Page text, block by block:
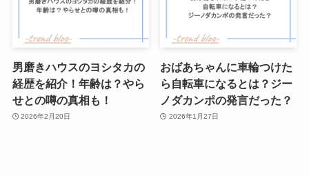
男磨きハウスのヨシタカの
経歴を紹介！年齢は？やら
せとの噂の真相も！
2026年2月20日
おばあちゃんに車輪つけた
ら自転車になるとは？ジー
ノダカンポの発言だった？
2026年1月27日